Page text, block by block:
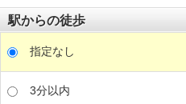
駅からの徒歩
指定なし
3分以内